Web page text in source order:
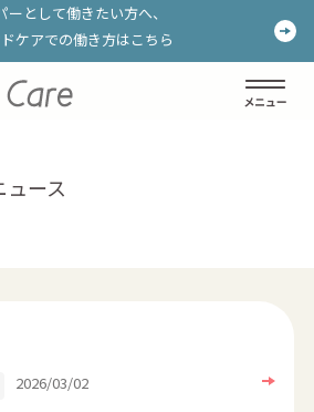
ーとして働きたい方へ、
ケアでの働き方はこちら
ーとして働きたい方へ、
ケアでの働き方はこちら
ース
2026/03/02